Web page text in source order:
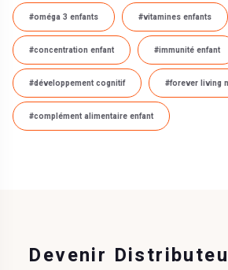
#oméga 3 enfants #vitamines enfants
#concentration enfant #immunité enfant
#développement cognitif #forever living
#complément alimentaire enfant
Devenir